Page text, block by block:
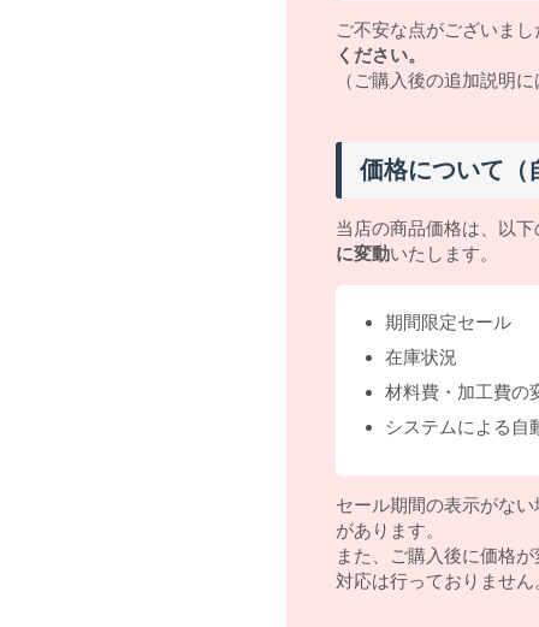
ご不安な点がございまし
ください。
（ご購入後の追加説明
価格について（
当店の商品価格は、以
に変動いたします。
期間限定セール
在庫状況
材料費・加工費の
システムによる自
セール期間の表示がな
があります。
また、ご購入後に価格
対応は行っておりません